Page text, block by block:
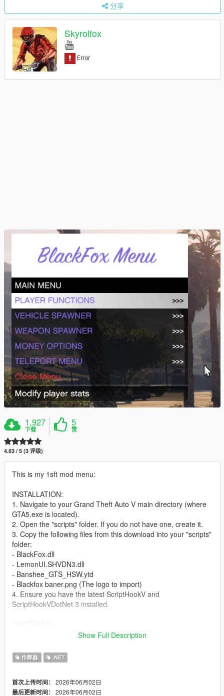
分享
Skyrolfox
1,927
下载
5
赞
4.83 / 5 (3 评级)
This is my 1sft mod menu:
INSTALLATION:
1. Navigate to your Grand Theft Auto V main directory (where
GTA5.exe is located).
2. Open the "scripts" folder. If you do not have one, create it.
3. Copy the following files from this download into your "scripts"
folder:
- BlackFox.dll
- LemonUI.SHVDN3.dll
- Banshee_GTS_HSW.ytd
- Blackfox baner.png (The logo to import)
4. Ensure you have the latest ScriptHookV and
ScriptHookVDotNet 3 installed.
- Open/Close Menu: F5
- Navigate: Arrow Keys or Numpad 8, 2, 4, 6
- Back: Backspace
Show Full Description
作弊器 .NET
首次上传时间： 2026年06月02日
最后更新时间： 2026年06月02日